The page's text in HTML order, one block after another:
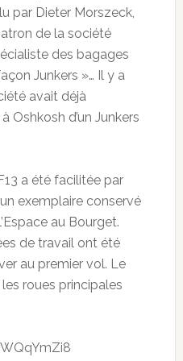
par Dieter Morszeck,
de la société
des bagages
Junkers »… Il y a
avait déjà
Oshkosh d’un Junkers
a été facilitée par
exemplaire conservé
au Bourget.
de travail ont été
au premier vol. Le
roues principales